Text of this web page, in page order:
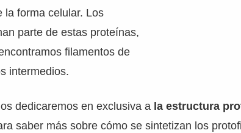
la forma celular. Los
parte de estas proteínas,
filamentos de
intermedios.
dedicaremos en exclusiva a la estructura
saber más sobre cómo se sintetizan los